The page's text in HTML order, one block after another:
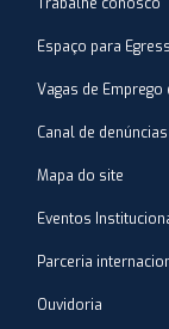
Trabalhe conosco
Espaço para
Vagas de Emprego
Canal de denúncias
Mapa do site
Eventos
Parceria
Ouvidoria